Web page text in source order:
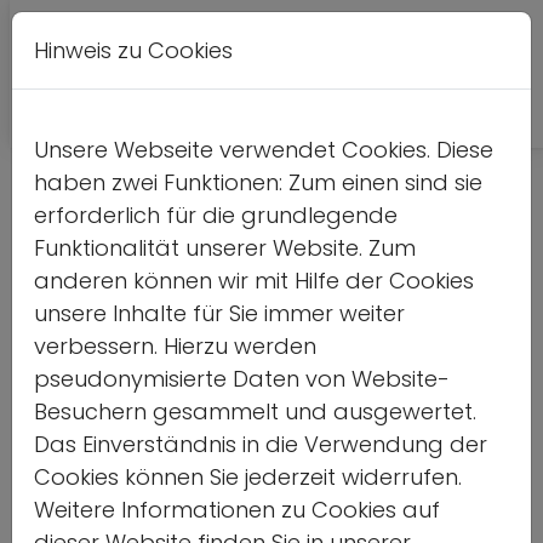
50. deutsch-japanischer
Hinweis zu Cookies
Unsere Webseite verwendet Cookies. Diese
haben zwei Funktionen: Zum einen sind sie
erforderlich für die grundlegende
Funktionalität unserer Website. Zum
anderen können wir mit Hilfe der Cookies
unsere Inhalte für Sie immer weiter
verbessern. Hierzu werden
pseudonymisierte Daten von Website-
Besuchern gesammelt und ausgewertet.
Das Einverständnis in die Verwendung der
Cookies können Sie jederzeit widerrufen.
Weitere Informationen zu Cookies auf